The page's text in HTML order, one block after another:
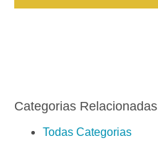
Categorias Relacionadas
Todas Categorias